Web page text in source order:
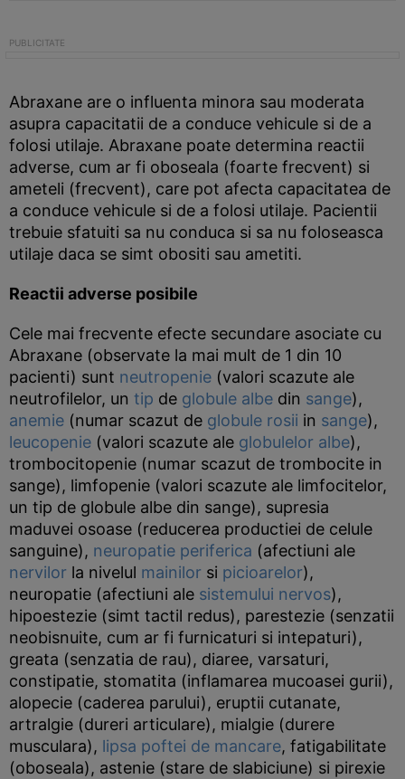
Abraxane are o influenta minora sau moderata
asupra capacitatii de a conduce vehicule si de a
folosi utilaje. Abraxane poate determina reactii
adverse, cum ar fi oboseala (foarte frecvent) si
ameteli (frecvent), care pot afecta capacitatea de
a conduce vehicule si de a folosi utilaje. Pacientii
trebuie sfatuiti sa nu conduca si sa nu foloseasca
utilaje daca se simt obositi sau ametiti.
Reactii adverse posibile
Cele mai frecvente efecte secundare asociate cu
Abraxane (observate la mai mult de 1 din 10
pacienti) sunt neutropenie (valori scazute ale
neutrofilelor, un tip de globule albe din sange),
anemie (numar scazut de globule rosii in sange),
leucopenie (valori scazute ale globulelor albe),
trombocitopenie (numar scazut de trombocite in
sange), limfopenie (valori scazute ale limfocitelor,
un tip de globule albe din sange), supresia
maduvei osoase (reducerea productiei de celule
sanguine), neuropatie periferica (afectiuni ale
nervilor la nivelul mainilor si picioarelor),
neuropatie (afectiuni ale sistemului nervos),
hipoestezie (simt tactil redus), parestezie (senzatii
neobisnuite, cum ar fi furnicaturi si intepaturi),
greata (senzatia de rau), diaree, varsaturi,
constipatie, stomatita (inflamarea mucoasei gurii),
alopecie (caderea parului), eruptii cutanate,
artralgie (dureri articulare), mialgie (durere
musculara), lipsa poftei de mancare, fatigabilitate
(oboseala), astenie (stare de slabiciune) si pirexie